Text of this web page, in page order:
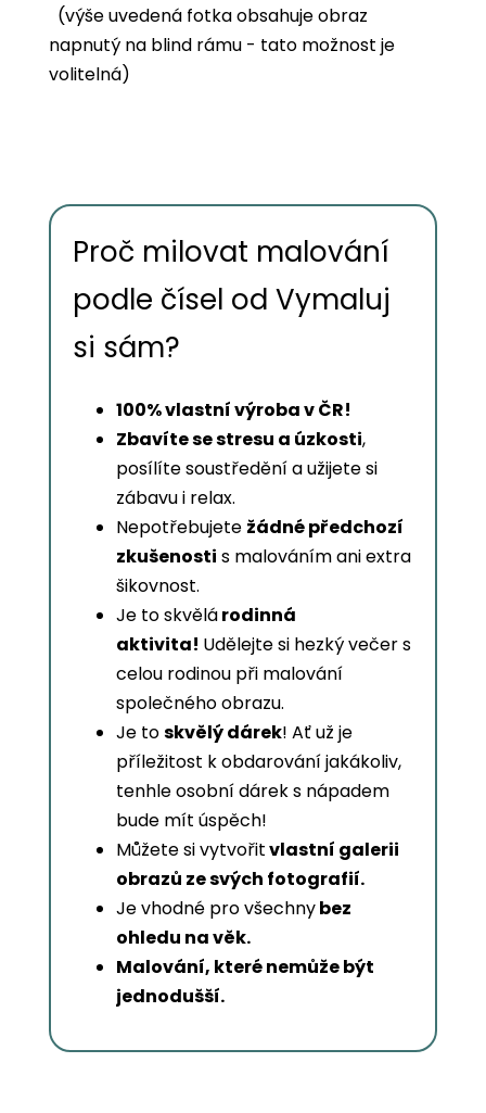
(výše uvedená fotka obsahuje obraz
napnutý na blind rámu - tato možnost je
volitelná)
Proč milovat malování
podle čísel od Vymaluj
si sám?
100% vlastní výroba v ČR!
Zbavíte se stresu a úzkosti,
posílíte soustředění a užijete si
zábavu i relax.
Nepotřebujete žádné předchozí
zkušenosti s malováním ani extra
šikovnost.
Je to skvělárodinná
aktivita! Udělejte si hezký večer s
celou rodinou při malování
společného obrazu.
Je toskvělý dárek! Ať už je
příležitost k obdarování jakákoliv,
tenhle osobní dárek s nápadem
bude mít úspěch!
Můžete si vytvořitvlastní galerii
obrazů ze svých fotografií.
Je vhodné pro všechnybez
ohledu na věk.
Malování, které nemůže být
jednodušší.